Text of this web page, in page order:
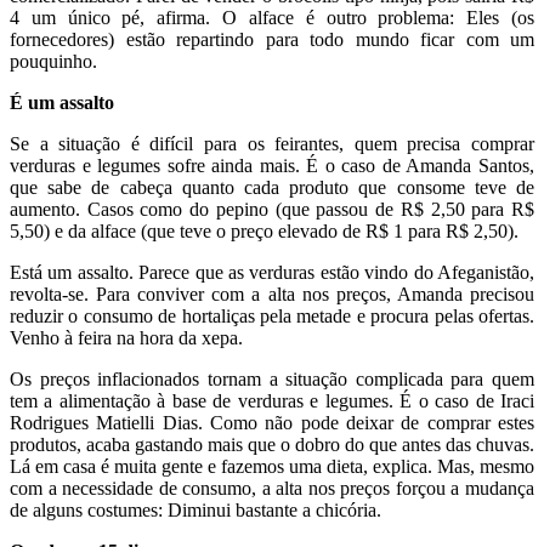
4 um único pé, afirma. O alface é outro problema: Eles (os
fornecedores) estão repartindo para todo mundo ficar com um
pouquinho.
É um assalto
Se a situação é difícil para os feirantes, quem precisa comprar
verduras e legumes sofre ainda mais. É o caso de Amanda Santos,
que sabe de cabeça quanto cada produto que consome teve de
aumento. Casos como do pepino (que passou de R$ 2,50 para R$
5,50) e da alface (que teve o preço elevado de R$ 1 para R$ 2,50).
Está um assalto. Parece que as verduras estão vindo do Afeganistão,
revolta-se. Para conviver com a alta nos preços, Amanda precisou
reduzir o consumo de hortaliças pela metade e procura pelas ofertas.
Venho à feira na hora da xepa.
Os preços inflacionados tornam a situação complicada para quem
tem a alimentação à base de verduras e legumes. É o caso de Iraci
Rodrigues Matielli Dias. Como não pode deixar de comprar estes
produtos, acaba gastando mais que o dobro do que antes das chuvas.
Lá em casa é muita gente e fazemos uma dieta, explica. Mas, mesmo
com a necessidade de consumo, a alta nos preços forçou a mudança
de alguns costumes: Diminui bastante a chicória.